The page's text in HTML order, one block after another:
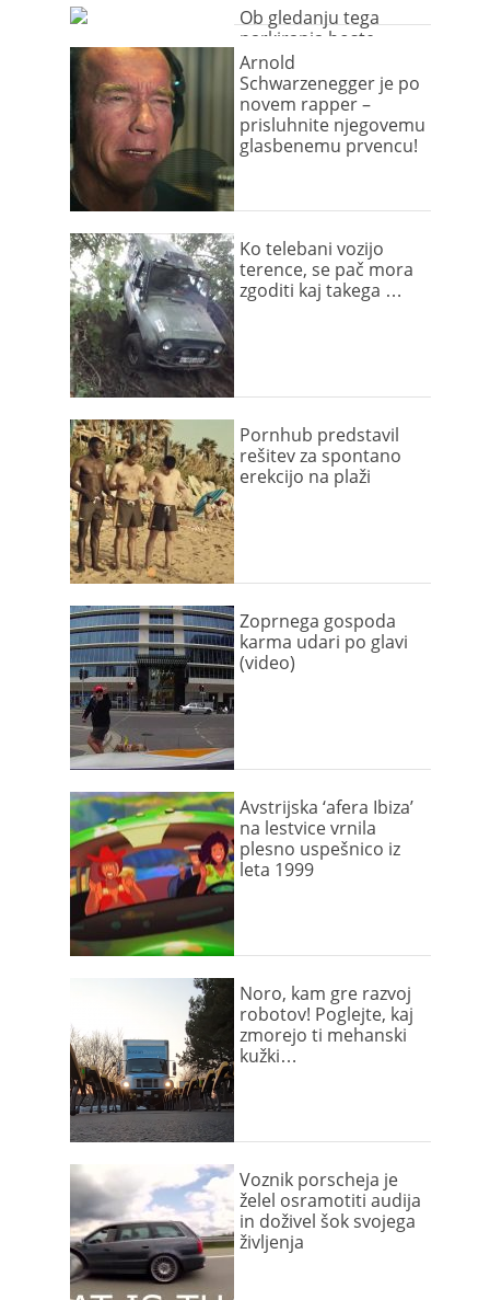
Ob gledanju tega
parkiranja boste
znoreli
Arnold
Schwarzenegger je po
novem rapper –
prisluhnite njegovemu
glasbenemu prvencu!
Ko telebani vozijo
terence, se pač mora
zgoditi kaj takega …
Pornhub predstavil
rešitev za spontano
erekcijo na plaži
Zoprnega gospoda
karma udari po glavi
(video)
Avstrijska ‘afera Ibiza’
na lestvice vrnila
plesno uspešnico iz
leta 1999
Noro, kam gre razvoj
robotov! Poglejte, kaj
zmorejo ti mehanski
kužki…
Voznik porscheja je
želel osramotiti audija
in doživel šok svojega
življenja